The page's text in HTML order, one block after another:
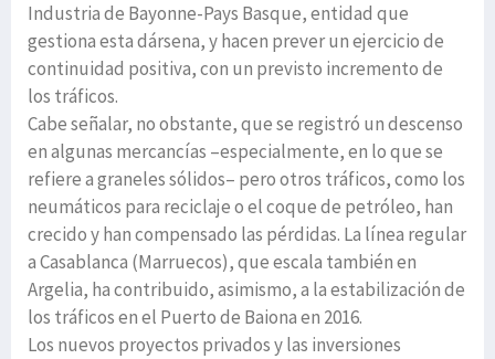
Industria de Bayonne-Pays Basque, entidad que
gestiona esta dársena, y hacen prever un ejercicio de
continuidad positiva, con un previsto incremento de
los tráficos.
Cabe señalar, no obstante, que se registró un descenso
en algunas mercancías –especialmente, en lo que se
refiere a graneles sólidos– pero otros tráficos, como los
neumáticos para reciclaje o el coque de petróleo, han
crecido y han compensado las pérdidas. La línea regular
a Casablanca (Marruecos), que escala también en
Argelia, ha contribuido, asimismo, a la estabilización de
los tráficos en el Puerto de Baiona en 2016.
Los nuevos proyectos privados y las inversiones